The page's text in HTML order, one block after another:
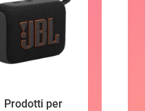
Prodotti per